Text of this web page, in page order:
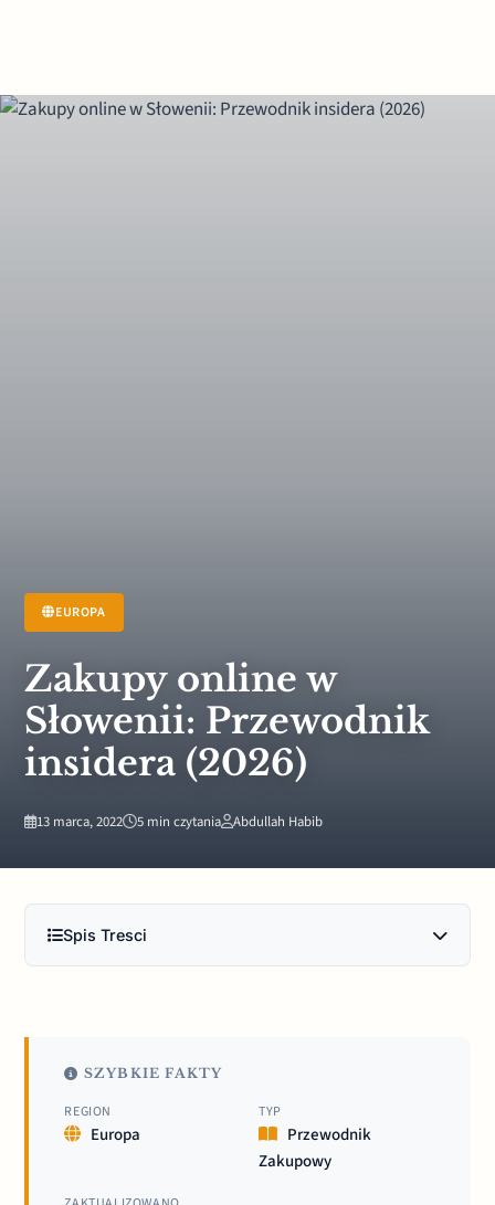
EUROPA
Zakupy online w
Słowenii: Przewodnik
insidera (2026)
13 marca, 2022 5 min czytania Abdullah Habib
Spis Tresci
SZYBKIE FAKTY
REGION
Europa
TYP
Przewodnik
Zakupowy